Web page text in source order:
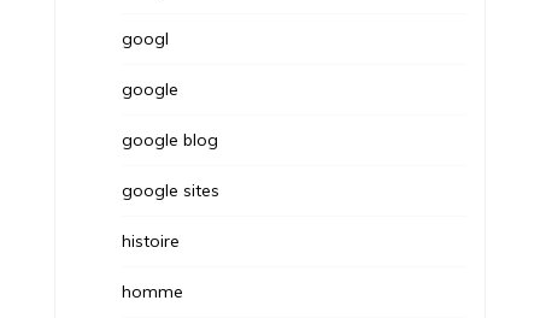
googl
google
google blog
google sites
histoire
homme